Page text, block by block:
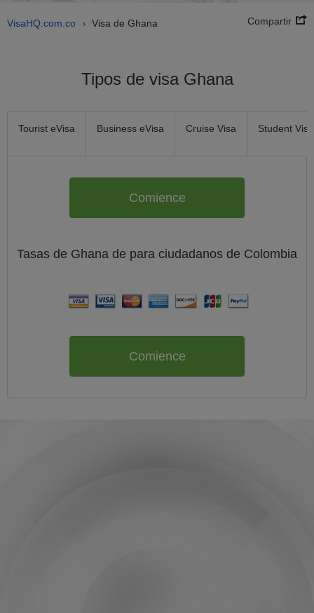
VisaHQ.com.co › Visa de Ghana Compartir
Tipos de visa Ghana
Tourist eVisa Business eVisa Cruise Visa Student Visa
Comience
Tasas de Ghana de para ciudadanos de Colombia
Comience